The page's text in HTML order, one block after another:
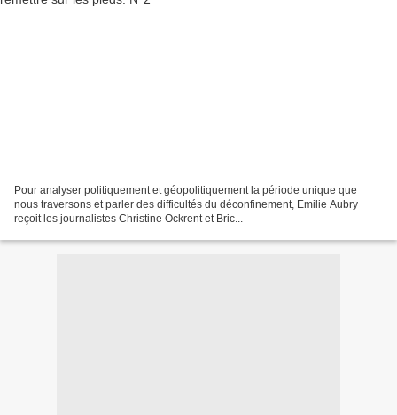
Pour analyser politiquement et géopolitiquement la période unique que
nous traversons et parler des difficultés du déconfinement, Emilie Aubry
reçoit les journalistes Christine Ockrent et Bric...